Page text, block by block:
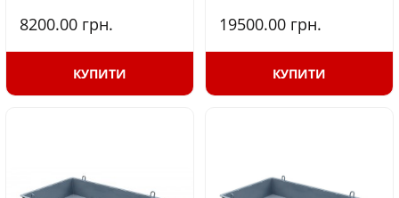
8200.00 грн.
КУПИТИ
19500.00 грн.
КУПИТИ